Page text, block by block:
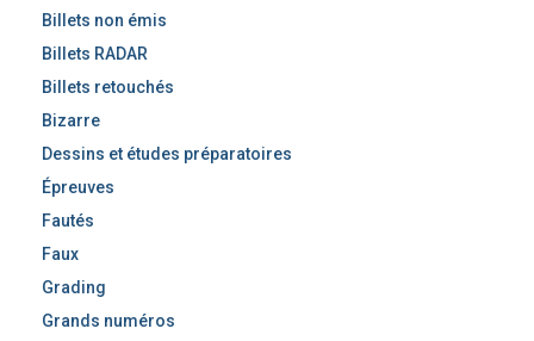
Billets non émis
Billets RADAR
Billets retouchés
Bizarre
Dessins et études préparatoires
Épreuves
Fautés
Faux
Grading
Grands numéros